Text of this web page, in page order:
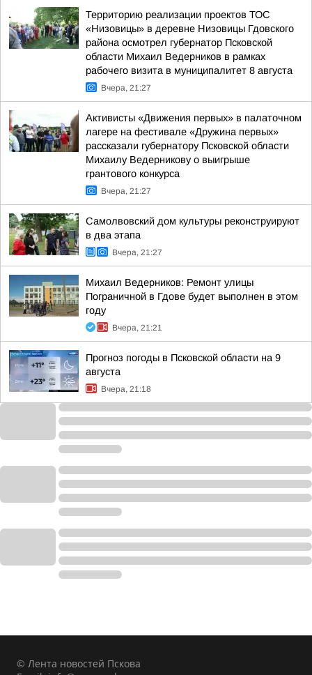
Территорию реализации проектов ТОС
«Низовицы» в деревне Низовицы Гдовского
района осмотрел губернатор Псковской
области Михаил Ведерников в рамках
рабочего визита в муниципалитет 8 августа
Вчера, 21:27
Активисты «Движения первых» в палаточном
лагере на фестивале «Дружина первых»
рассказали губернатору Псковской области
Михаилу Ведерникову о выигрыше
грантового конкурса
Вчера, 21:27
Самолвовский дом культуры реконструируют
в два этапа
Вчера, 21:27
Михаил Ведерников: Ремонт улицы
Пограничной в Гдове будет выполнен в этом
году
Вчера, 21:21
Прогноз погоды в Псковской области на 9
августа
Вчера, 21:18
© Лента новостей Пскова